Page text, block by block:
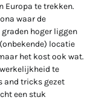
Europa te trekken.
waar de
hoger liggen
locatie
het kost ook wat.
te
and tricks gezet
een stuk